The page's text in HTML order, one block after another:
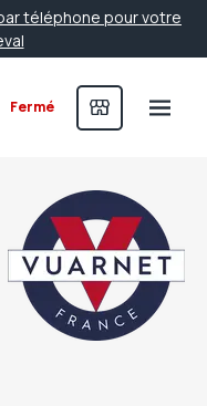
téléphone pour votre
Fermé